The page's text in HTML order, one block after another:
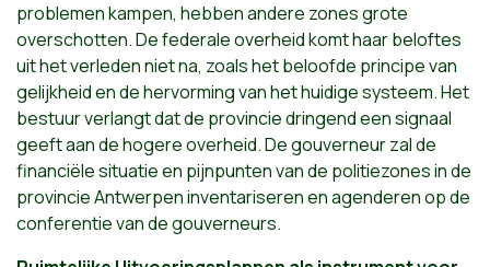
problemen kampen, hebben andere zones grote
overschotten. De federale overheid komt haar beloftes
uit het verleden niet na, zoals het beloofde principe van
gelijkheid en de hervorming van het huidige systeem. Het
bestuur verlangt dat de provincie dringend een signaal
geeft aan de hogere overheid. De gouverneur zal de
financiële situatie en pijnpunten van de politiezones in de
provincie Antwerpen inventariseren en agenderen op de
conferentie van de gouverneurs.